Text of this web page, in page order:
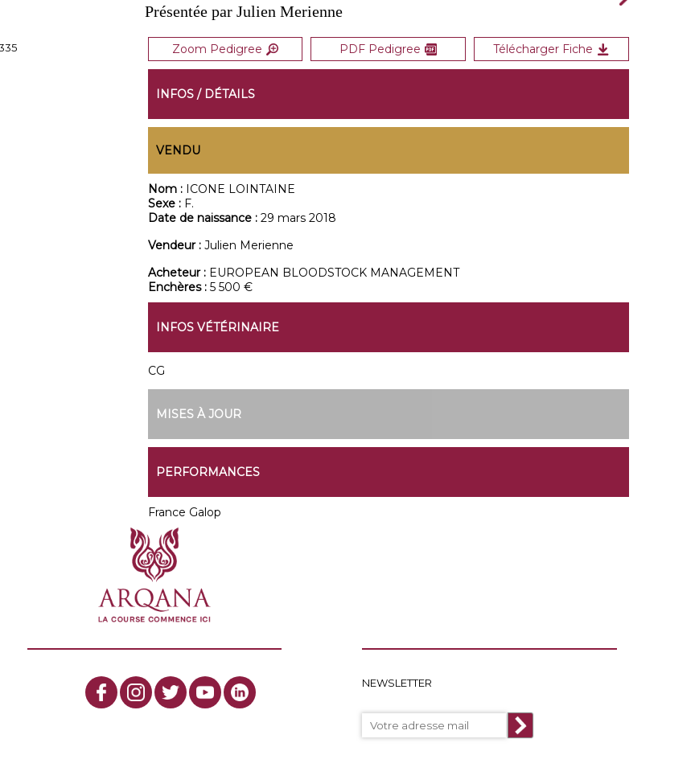
Présentée par Julien Merienne
Zoom Pedigree PDF Pedigree Télécharger Fiche
INFOS / DÉTAILS
VENDU
Nom : ICONE LOINTAINE
Sexe : F.
Date de naissance : 29 mars 2018
Vendeur : Julien Merienne
Acheteur : EUROPEAN BLOODSTOCK MANAGEMENT
Enchères : 5 500 €
INFOS VÉTÉRINAIRE
CG
MISES À JOUR
PERFORMANCES
France Galop
NEWSLETTER